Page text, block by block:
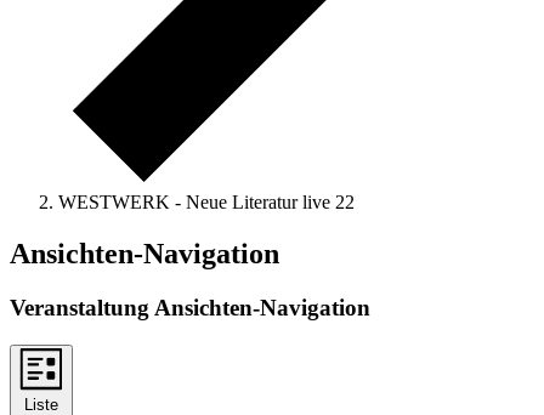
WESTWERK - Neue Literatur live 22
Veranstaltungen
Ansichten-Navigation
Veranstaltung Ansichten-Navigation
Liste